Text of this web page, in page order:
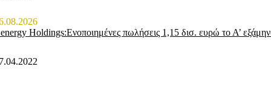
Holdings:Ενοποιημένες πωλήσεις 1,15 δισ. ευρώ το Α’